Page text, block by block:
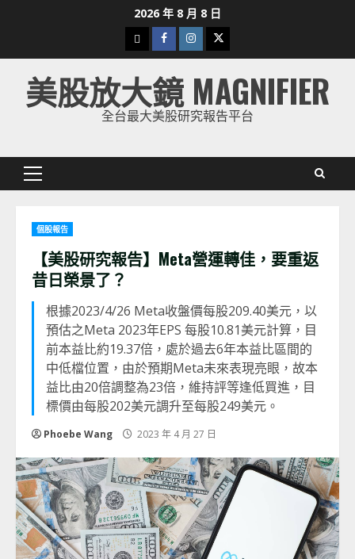
2026 年 8 月 8 日
下
載
美
股
Facebook
Instagram
Twitter
美股放大鏡 MAGNIFIER
全台最大美股研究報告平台
Primary
個股報告
【美股研究報告】Meta營運轉佳，要重返
昔日榮景了？
根據2023/4/26 Meta收盤價每股209.40美元，以
預估之Meta 2023年EPS 每股10.81美元計算，目
前本益比約19.37倍，處於過去6年本益比區間的
中低檔位置，由於預期Meta未來表現亮眼，故本
益比由20倍調整為23倍，維持評等逢低買進，目
標價由每股202美元調升至每股249美元。
Phoebe Wang 2023 年 4 月 27 日